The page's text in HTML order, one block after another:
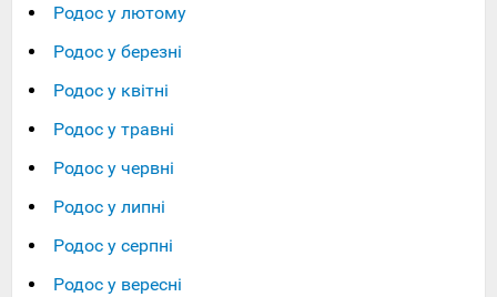
Родос у лютому
Родос у березні
Родос у квітні
Родос у травні
Родос у червні
Родос у липні
Родос у серпні
Родос у вересні